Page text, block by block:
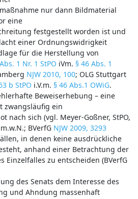
nur dann Bildmaterial
eine
festgestellt worden ist und
einer Ordnungswidrigkeit
für die Herstellung von
1 Nr. 1 StPO iVm. § 46 Abs. 1
NJW 2010, 100; OLG Stuttgart
b StPO i.V.m. § 46 Abs.1 OWiG.
Beweiserhebung – eine
zwangsläufig ein
nach sich (vgl. Meyer-Goßner, StPO,
BVerfG NJW 2009, 3293
in denen keine ausdrückliche
anhand einer Betrachtung der
Einzelfalles zu entscheiden (BVerfG
des Senats dem Interesse des
und Ahndung massenhaft